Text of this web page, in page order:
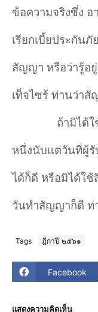
ข้อความจริงซึ่ง อ
เรียกเบี้ยประกัน
สัญญา หรือว่ารู้อ
เท็จไซร้ ท่านว่า
ถ้ามิได้
หนึ่งนับแต่วันที่ผู้รั
ได้ก็ดี หรือมิได้ใ
วันทำสัญญาก็ดี ท่
Tags ฎีกาปี ๒๕๖๑
Facebook
แสดงความคิดเห็น